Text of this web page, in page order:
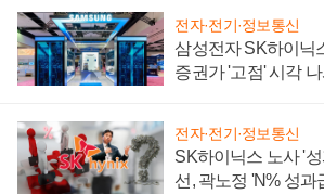
전자·전기·정보통신
삼성전자 SK하이닉
증권가 '고점' 시각
전자·전기·정보통신
SK하이닉스 노사 '
선, 곽노정 'N% 성과